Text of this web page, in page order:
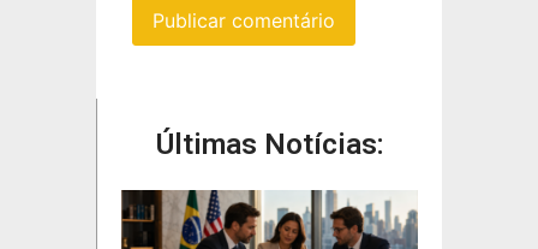
Últimas Notícias: